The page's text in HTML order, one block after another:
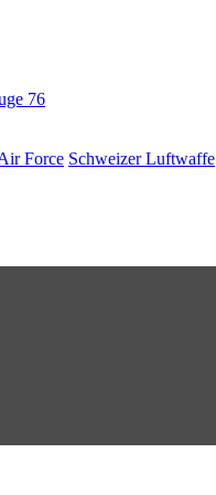
76
Force Schweizer Luftwaffe